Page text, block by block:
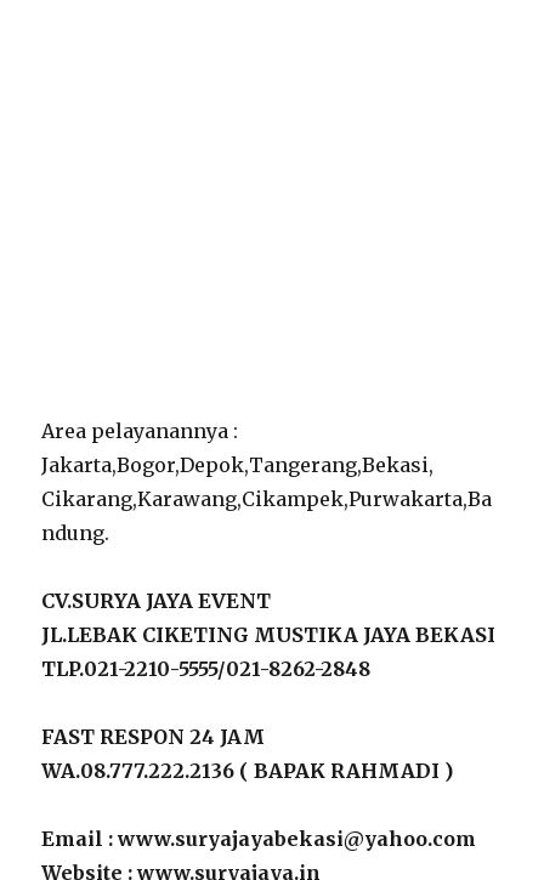
Area pelayanannya :
Jakarta,Bogor,Depok,Tangerang,Bekasi,
Cikarang,Karawang,Cikampek,Purwakarta,Ba
ndung.
CV.SURYA JAYA EVENT
JL.LEBAK CIKETING MUSTIKA JAYA BEKASI
TLP.021-2210-5555/021-8262-2848
FAST RESPON 24 JAM
WA.08.777.222.2136 ( BAPAK RAHMADI )
Email : www.suryajayabekasi@yahoo.com
Website : www.suryajaya.in